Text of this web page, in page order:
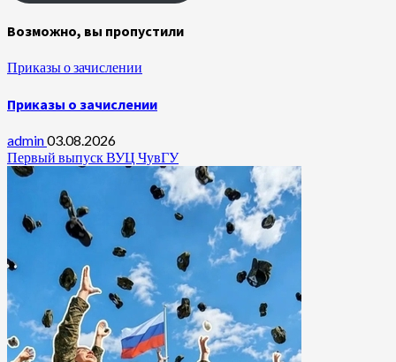
Возможно, вы пропустили
Приказы о зачислении
Приказы о зачислении
admin03.08.2026
Первый выпуск ВУЦ ЧувГУ